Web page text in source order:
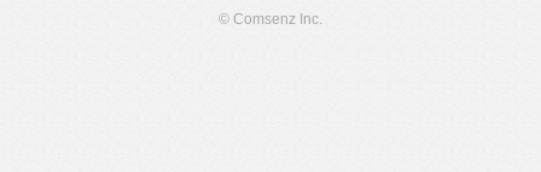
© Comsenz Inc.